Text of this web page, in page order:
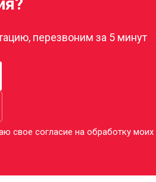
перезвоним за 5 минут
свое согласие на обработку моих